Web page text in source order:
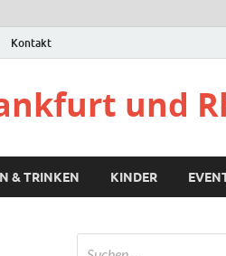
Kontakt
und
& TRINKEN KINDER